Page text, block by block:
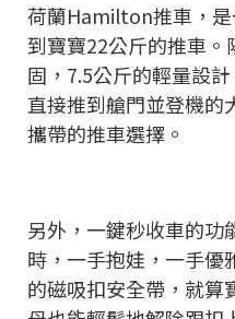
荷蘭Hamilton推車，
到寶寶22公斤的推車
固，7.5公斤的輕量設
直接推到艙門並登機的
攜帶的推車選擇。
另外，一鍵秒收車的功
時，一手抱娃，一手優
的磁吸扣安全帶，就算